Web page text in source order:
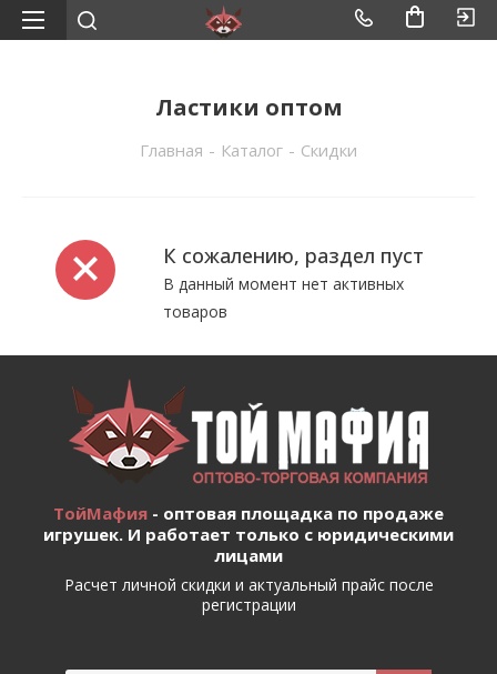
Ластики оптом
Главная - Каталог - Скидки
К сожалению, раздел пуст
В данный момент нет активных
товаров
ТойМафия - оптовая площадка по продаже
игрушек. И работает только с юридическими
лицами
Расчет личной скидки и актуальный прайс после
регистрации